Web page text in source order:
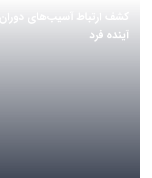
کشف ارتباط آسیب‌های
آینده فرد